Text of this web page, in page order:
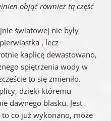
objąć również tą część
światowej nie były
, lecz
kaplicę dewastowano,
spiętrzenia wody w
to się zmieniło.
dzięki któremu
dawnego blasku. Jest
co już wykonano, może